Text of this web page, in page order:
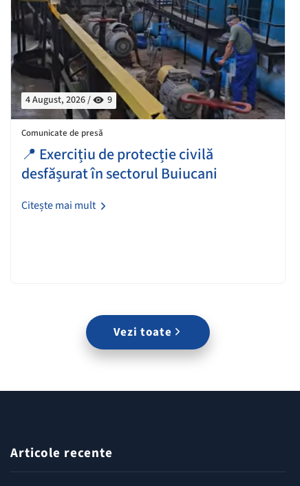
4 August, 2026 / 9
Comunicate de presă
📍 Exercițiu de protecție civilă
desfășurat în sectorul Buiucani
Citește mai mult
Vezi toate
Articole recente